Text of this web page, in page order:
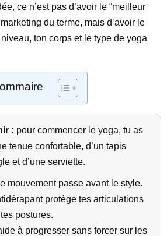
ce n’est pas d’avoir le “meilleur
du terme, mais d’avoir le
ton corps et le type de yoga
: pour commencer le yoga, tu as
tenue confortable, d’un tapis
et d’une serviette.
mouvement passe avant le style.
protège tes articulations
postures.
à progresser sans forcer sur les